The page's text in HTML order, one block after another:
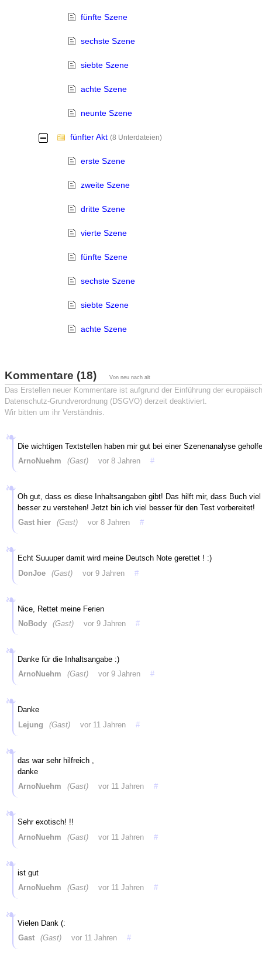
fünfte Szene
sechste Szene
siebte Szene
achte Szene
neunte Szene
- fünfter Akt (8 Unterdateien)
erste Szene
zweite Szene
dritte Szene
vierte Szene
fünfte Szene
sechste Szene
siebte Szene
achte Szene
Kommentare (18) Von neu nach alt
Das Erstellen neuer Kommentare ist aufgrund der Einführung der
Datenschutz-Grundverordnung (DSGVO) derzeit deaktiviert.
Wir bitten um ihr Verständnis.
Die wichtigen Textstellen haben mir gut bei einer Szenenanalyse
ArnoNuehm
(Gast) vor 8 Jahren #
Oh gut, dass es diese Inhaltsangaben gibt! Das hilft mir, dass Buch viel
besser zu verstehen! Jetzt bin ich viel besser für den Test vorbereitet!
Gast hier
(Gast) vor 8 Jahren #
Echt Suuuper damit wird meine Deutsch Note gerettet ! :)
DonJoe
(Gast) vor 9 Jahren #
Nice, Rettet meine Ferien
NoBody
(Gast) vor 9 Jahren #
Danke für die Inhaltsangabe :)
ArnoNuehm
(Gast) vor 9 Jahren #
Danke
Lejung
(Gast) vor 11 Jahren #
das war sehr hilfreich ,
danke
ArnoNuehm
(Gast) vor 11 Jahren #
Sehr exotisch! !!
ArnoNuehm
(Gast) vor 11 Jahren #
ist gut
ArnoNuehm
(Gast) vor 11 Jahren #
Vielen Dank (:
Gast
(Gast) vor 11 Jahren #